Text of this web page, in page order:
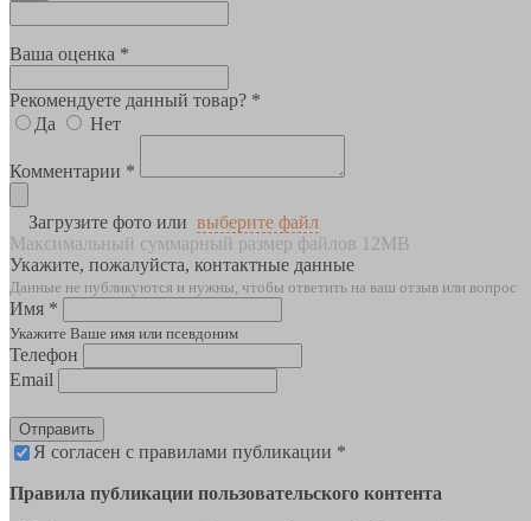
Ваша оценка *
Рекомендуете данный товар? *
Да
Нет
Комментарии *
Загрузите фото или выберите файл
Максимальный суммарный размер файлов 12MB
Укажите, пожалуйста, контактные данные
Данные не публикуются и нужны, чтобы ответить на ваш отзыв или вопрос
Имя *
Укажите Ваше имя или псевдоним
Телефон
Email
Отправить
Я согласен с правилами публикации *
Правила публикации пользовательского контента